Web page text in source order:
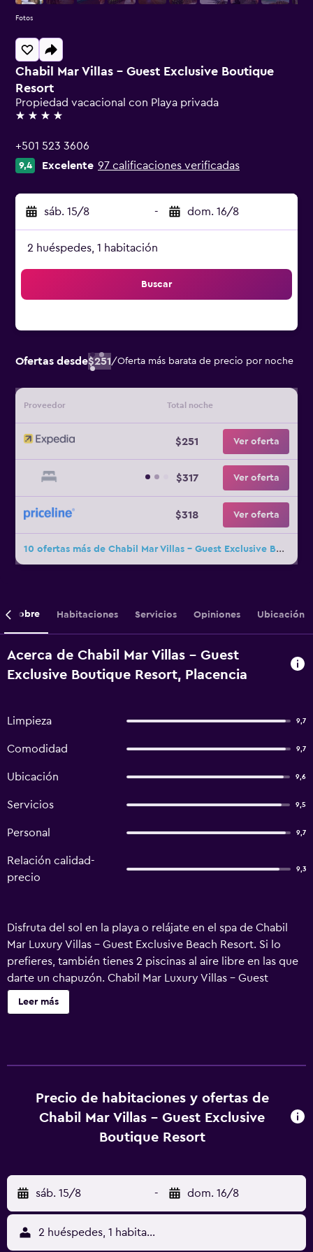
Chabil Mar Villas - Guest Exclusive Boutique
Resort
Propiedad vacacional con Playa privada
4 estrellas
+501 523 3606
9,4 Excelente 97 calificaciones verificadas
sáb. 15/8 - dom. 16/8
2 huéspedes, 1 habitación
Buscar
Ofertas desde$251/Oferta más barata de precio por noche
Proveedor Total noche
$251 Ver oferta
$317 Ver oferta
$318 Ver oferta
10 ofertas más de Chabil Mar Villas - Guest Exclusive Boutique Resort
Fotos
Sobre Habitaciones Servicios Opiniones Ubicación
Acerca de Chabil Mar Villas - Guest
Exclusive Boutique Resort, Placencia
Limpieza 9,7
Comodidad 9,7
Ubicación 9,6
Servicios 9,5
Personal 9,7
Relación calidad-
precio
9,3
Disfruta del sol en la playa o relájate en el spa de Chabil
Mar Luxury Villas - Guest Exclusive Beach Resort. Si lo
prefieres, también tienes 2 piscinas al aire libre en las que
darte un chapuzón. Chabil Mar Luxury Villas - Guest
Exclusive Beach Resort ofrece 21 alojamientos con
lavadora/secadora y reproductor de DVD. Las
algodón egipcio, edredón de plumas y ropa de cama de
alta calidad. Se ofrece una televisión de pantalla plana de
42 pulgadas con canales por cable. En este complejo de 4
estrellas, los alojamientos incluyen cocina con
microondas y comedor independiente. Los baños están
equipados con ducha, albornoces, artículos de higiene
personal gratuitos y secador de pelo. Este complejo en
Placentia ofrece acceso a Internet wifi gratis. Entre las
comodidades especialmente pensadas para las personas
Leer más
Precio de habitaciones y ofertas de
Chabil Mar Villas - Guest Exclusive
Boutique Resort
sáb. 15/8 - dom. 16/8
2 huéspedes, 1 habitación